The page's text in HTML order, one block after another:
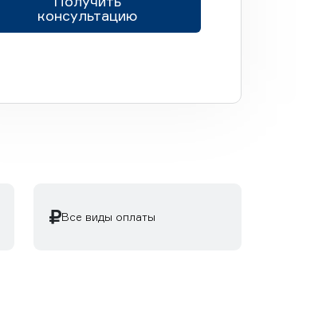
консультацию
Все виды оплаты